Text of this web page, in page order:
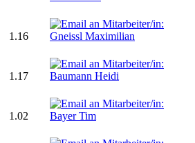
1.16
1.17
1.02